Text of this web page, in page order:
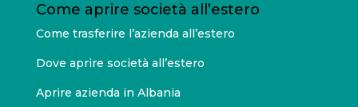
Come aprire società all’estero
Come trasferire l’azienda all’estero
Dove aprire società all’estero
Aprire azienda in Albania